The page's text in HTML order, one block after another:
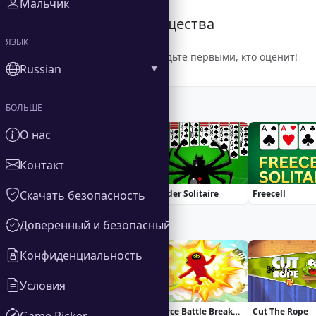
Рейтинг сообщества
Будьте первыми, кто оценит!
Basketball Stars Spider Solitaire Freecell
Trending Games
Fierce Battle Breakout Cut The Rope
Мальчик
ЯЗЫК
Russian
БОЛЬШЕ
О нас
Контакт
Скачать безопасность
Доверенный и безопасный
Конфиденциальность
Условия